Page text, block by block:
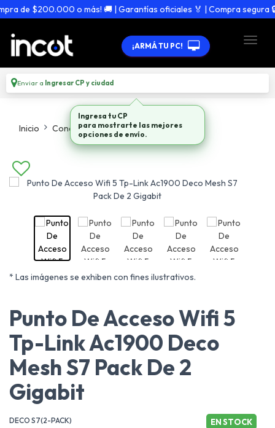
de $200.000 o más! 🚚 | Garantías oficiales 🏅 | Compra segura 🔒
¡ARMÁ TU PC!
Enviar a Ingresar CP y ciudad
Inicio Conectividad Punto De Acceso Wifi
* Las imágenes se exhiben con fines ilustrativos.
Punto De Acceso Wifi 5
Tp-Link Ac1900 Deco
Mesh S7 Pack De 2
Gigabit
DECO S7(2-PACK) EN STOCK
Ingresa tu CP
para mostrarte las mejores
opciones de envío.